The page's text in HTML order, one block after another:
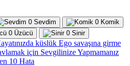
0 Sevdim 0 Komik
0 Üzücü 0 Sinir
küslük Ego savaşına girme
için Sevgilinize Yapmamanız
10 Hata